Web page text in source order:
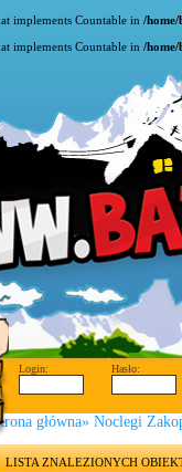
implements Countable in /
implements Countable in /
Login: Hasło:
główna» Noclegi
LISTA ZNALEZIONYCH